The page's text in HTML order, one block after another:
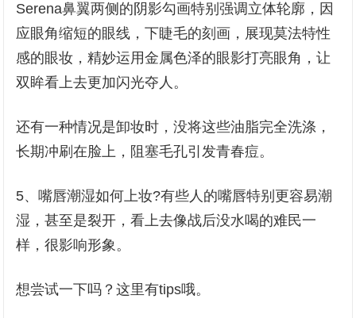
Serena鼻翼两侧的阴影勾画特别强调立体轮廓，因
应眼角缩短的眼线，下睫毛的刻画，展现莫法特性
感的眼妆，精妙运用金属色泽的眼影打亮眼角，让
双眸看上去更加闪光夺人。
还有一种情况是卸妆时，没将这些油脂完全洗涤，
长期冲刷在脸上，阻塞毛孔引发青春痘。
5、嘴唇潮湿如何上妆?有些人的嘴唇特别更容易潮
湿，甚至是裂开，看上去像战后没水喝的难民一
样，很影响形象。
想尝试一下吗？这里有tips哦。